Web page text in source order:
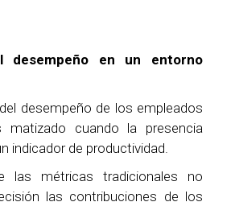
desempeño en un entorno
desempeño de los empleados
matizado cuando la presencia
indicador de productividad.
las métricas tradicionales no
las contribuciones de los